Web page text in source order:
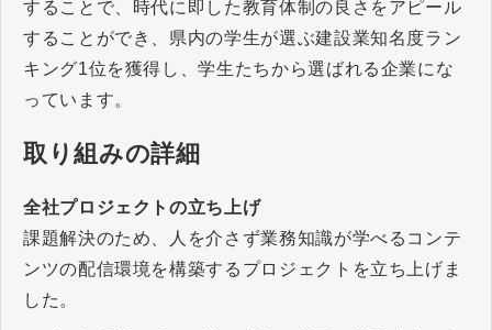
することで、時代に即した教育体制の良さをアピール
することができ、県内の学生が選ぶ建設業知名度ラン
キング1位を獲得し、学生たちから選ばれる企業にな
っています。
取り組みの詳細
全社プロジェクトの立ち上げ
課題解決のため、人を介さず業務知識が学べるコンテ
ンツの配信環境を構築するプロジェクトを立ち上げま
した。